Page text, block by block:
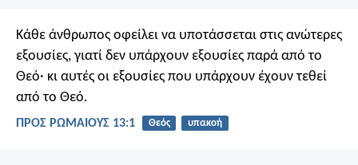
Κάθε άνθρωπος οφείλει να υποτάσσεται στις ανώτερες
εξουσίες, γιατί δεν υπάρχουν εξουσίες παρά από το
Θεό· κι αυτές οι εξουσίες που υπάρχουν έχουν τεθεί
από το Θεό.
ΠΡΟΣ ΡΩΜΑΙΟΥΣ 13:1 Θεός υπακοή